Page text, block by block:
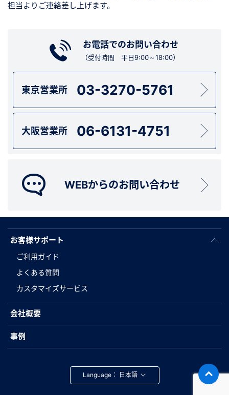
担当よりご連絡差し上げます。
お電話でのお問い合わせ
（受付時間 平日9:00～18:00）
東京営業所 03-3270-5761
大阪営業所 06-6131-4751
WEBからのお問い合わせ
お客様サポート
ご利用ガイド
よくある質問
カスタマイズサービス
会社概要
事例
Language：